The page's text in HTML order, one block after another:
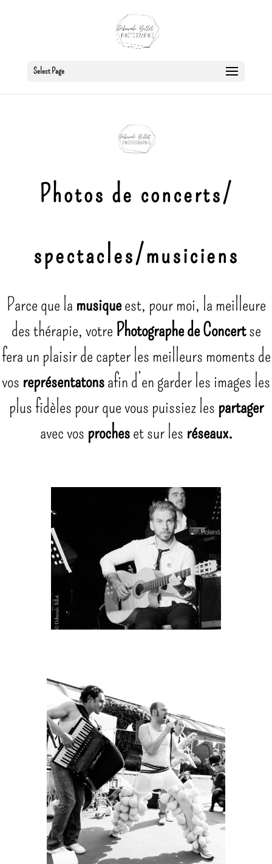
Select Page
Photos de concerts/
spectacles/musiciens
Parce que la musiqueest, pour moi, la meilleure
des thérapie, votre Photographe de Concertse
fera un plaisir de capter les meilleurs moments de
vos représentatonsafin d’en garder les images les
plus fidèles pour que vous puissiez les partager
avec vos procheset sur les réseaux.